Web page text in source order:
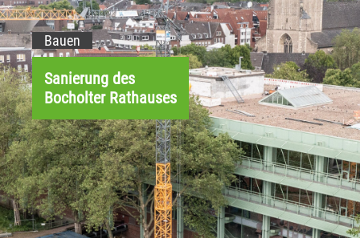
Bauen
Sanierung des
Bocholter Rathauses